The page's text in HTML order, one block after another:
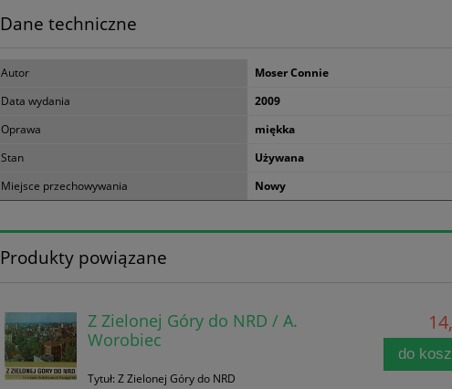
Dane techniczne
Autor
Moser Connie
Data wydania
2009
Oprawa
miękka
Stan
Używana
Miejsce przechowywania
Nowy
Produkty powiązane
Z Zielonej Góry do NRD / A.
Worobiec
Tytuł: Z Zielonej Góry do NRD
do